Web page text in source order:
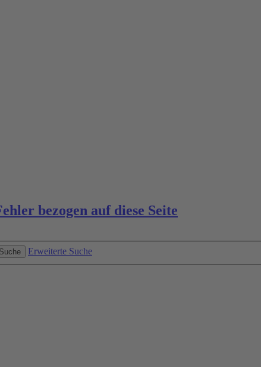
bezogen auf diese Seite
Suche
Erweiterte Suche